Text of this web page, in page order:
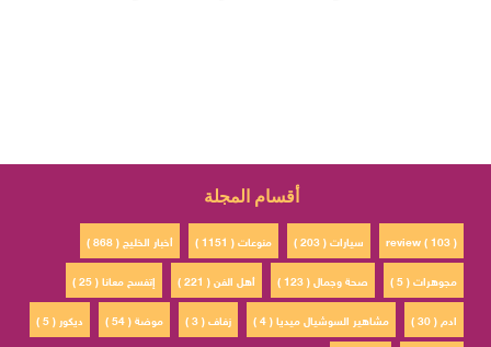
أقسام المجلة
أخبار الخليج ( 868 ) منوعات ( 1151 ) سيارات ( 203 )
review ( 103 )
إتفسح معانا ( 25 )
أهل الفن ( 221 ) صحة وجمال ( 123 )
مجوهرات ( 5 )
ديكور ( 5 )
موضة ( 54 ) زفاف ( 3 ) مشاهير السوشيال ميديا ( 4 ) ادم ( 30 )